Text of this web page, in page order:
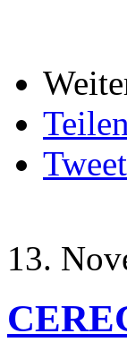
Teilen
Tweet
13.